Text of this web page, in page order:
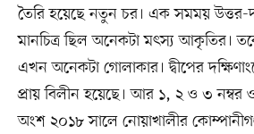
তৈরি হয়েছে নতুন চর। এক সমময় উত্তর-
মানচিত্র ছিল অনেকটা মৎস্য আকৃতির।
এখন অনেকটা গোলাকার। দ্বীপের
প্রায় বিলীন হয়েছে। আর ১, ২ ও ৩ নম্বর
অংশ ২০১৮ সালে নোয়াখালীর